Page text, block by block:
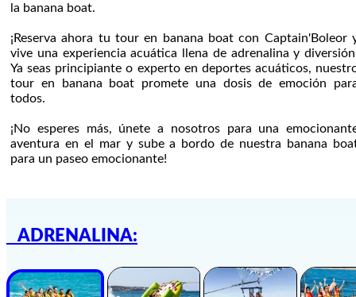
la banana boat.
¡Reserva ahora tu tour en banana boat con Captain'Boleor
vive una experiencia acuática llena de adrenalina y
Ya seas principiante o experto en deportes acuáticos,
tour en banana boat promete una dosis de emoción
todos.
¡No esperes más, únete a nosotros para una
aventura en el mar y sube a bordo de nuestra banana
para un paseo emocionante!
ADRENALINA: